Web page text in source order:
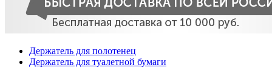
Держатель для полотенец
Держатель для туалетной бумаги